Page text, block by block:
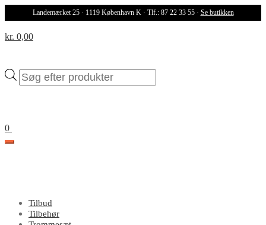
Landemærket 25 · 1119 København K · Tlf.: 87 22 33 55 · Se butikken
Products
search
kr. 0,00
0
Tilbud
Tilbehør